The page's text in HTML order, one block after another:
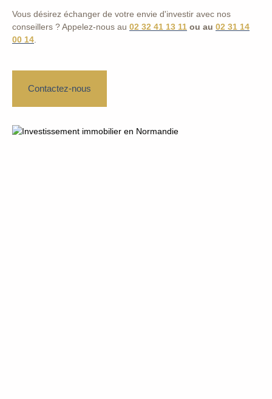
Vous désirez échanger de votre envie d'investir avec nos
conseillers ? Appelez-nous au 02 32 41 13 11 ou au 02 31 14
00 14
Contactez-nous